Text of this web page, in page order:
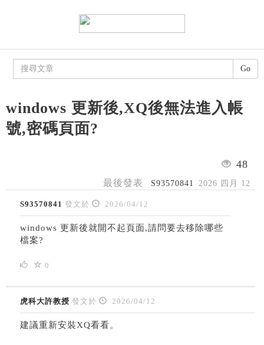
windows 更新後,XQ後無法進入帳
號,密碼頁面?
48
最後發表 S93570841 2026 四月 12
S93570841 發文於 2026/04/12
windows 更新後就開不起頁面,請問要去移除哪些
檔案?
0
虎科大許教授 發文於 2026/04/12
建議重新安裝XQ看看。
Go